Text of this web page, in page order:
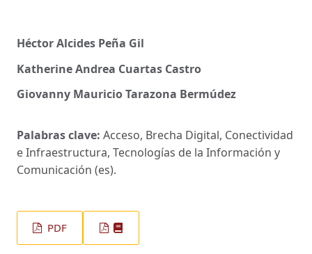
Héctor Alcides Peña Gil
Katherine Andrea Cuartas Castro
Giovanny Mauricio Tarazona Bermúdez
Palabras clave: Acceso, Brecha Digital, Conectividad
e Infraestructura, Tecnologías de la Información y
Comunicación (es).
PDF